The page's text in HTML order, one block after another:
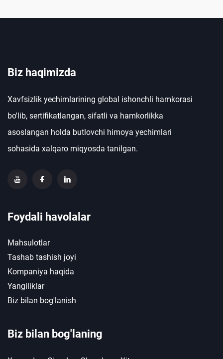
Biz haqimizda
Xavfsizlik yechimlarining global ishonchli hamkorasi
bo'lib, sertifikatlangan, sifatli va hamkorlikka
asoslangan holda butlovchi himoya yechimlari
sohasida xalqaro miqyosda tanilgan.
Foydali havolalar
Mahsulotlar
Tashab tashish joyi
Kompaniya haqida
Yangiliklar
Biz bilan bog'lanish
Biz bilan bog'laning